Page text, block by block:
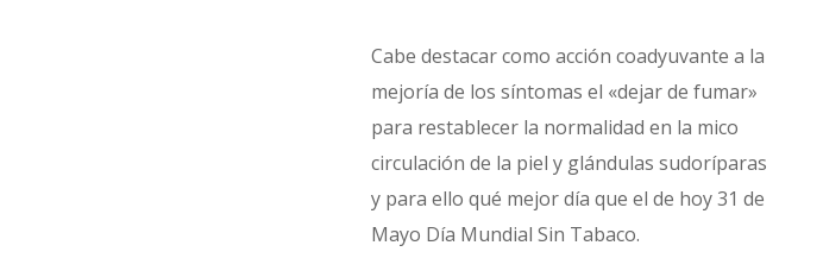
Cabe destacar como acción coadyuvante a la
mejoría de los síntomas el «dejar de fumar»
para restablecer la normalidad en la mico
circulación de la piel y glándulas sudoríparas
y para ello qué mejor día que el de hoy 31 de
Mayo Día Mundial Sin Tabaco.